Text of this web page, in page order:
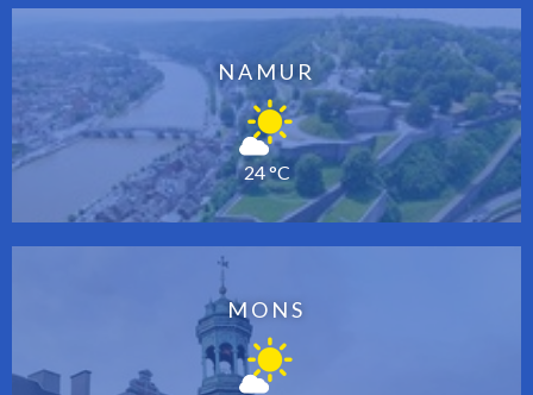
NAMUR
24 °C
MONS